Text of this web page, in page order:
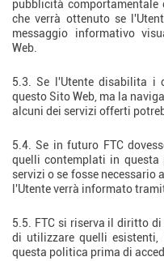
pubblicità comportamentale
che verrà ottenuto se
messaggio informativo
Web.
5.3. Se l'Utente disabilita i
questo Sito Web, ma la
alcuni dei servizi offerti
5.4. Se in futuro FTC
quelli contemplati in
servizi o se fosse necessario
l'Utente verrà informato
5.5. FTC si riserva il diritto
di utilizzare quelli esistenti,
questa politica prima di